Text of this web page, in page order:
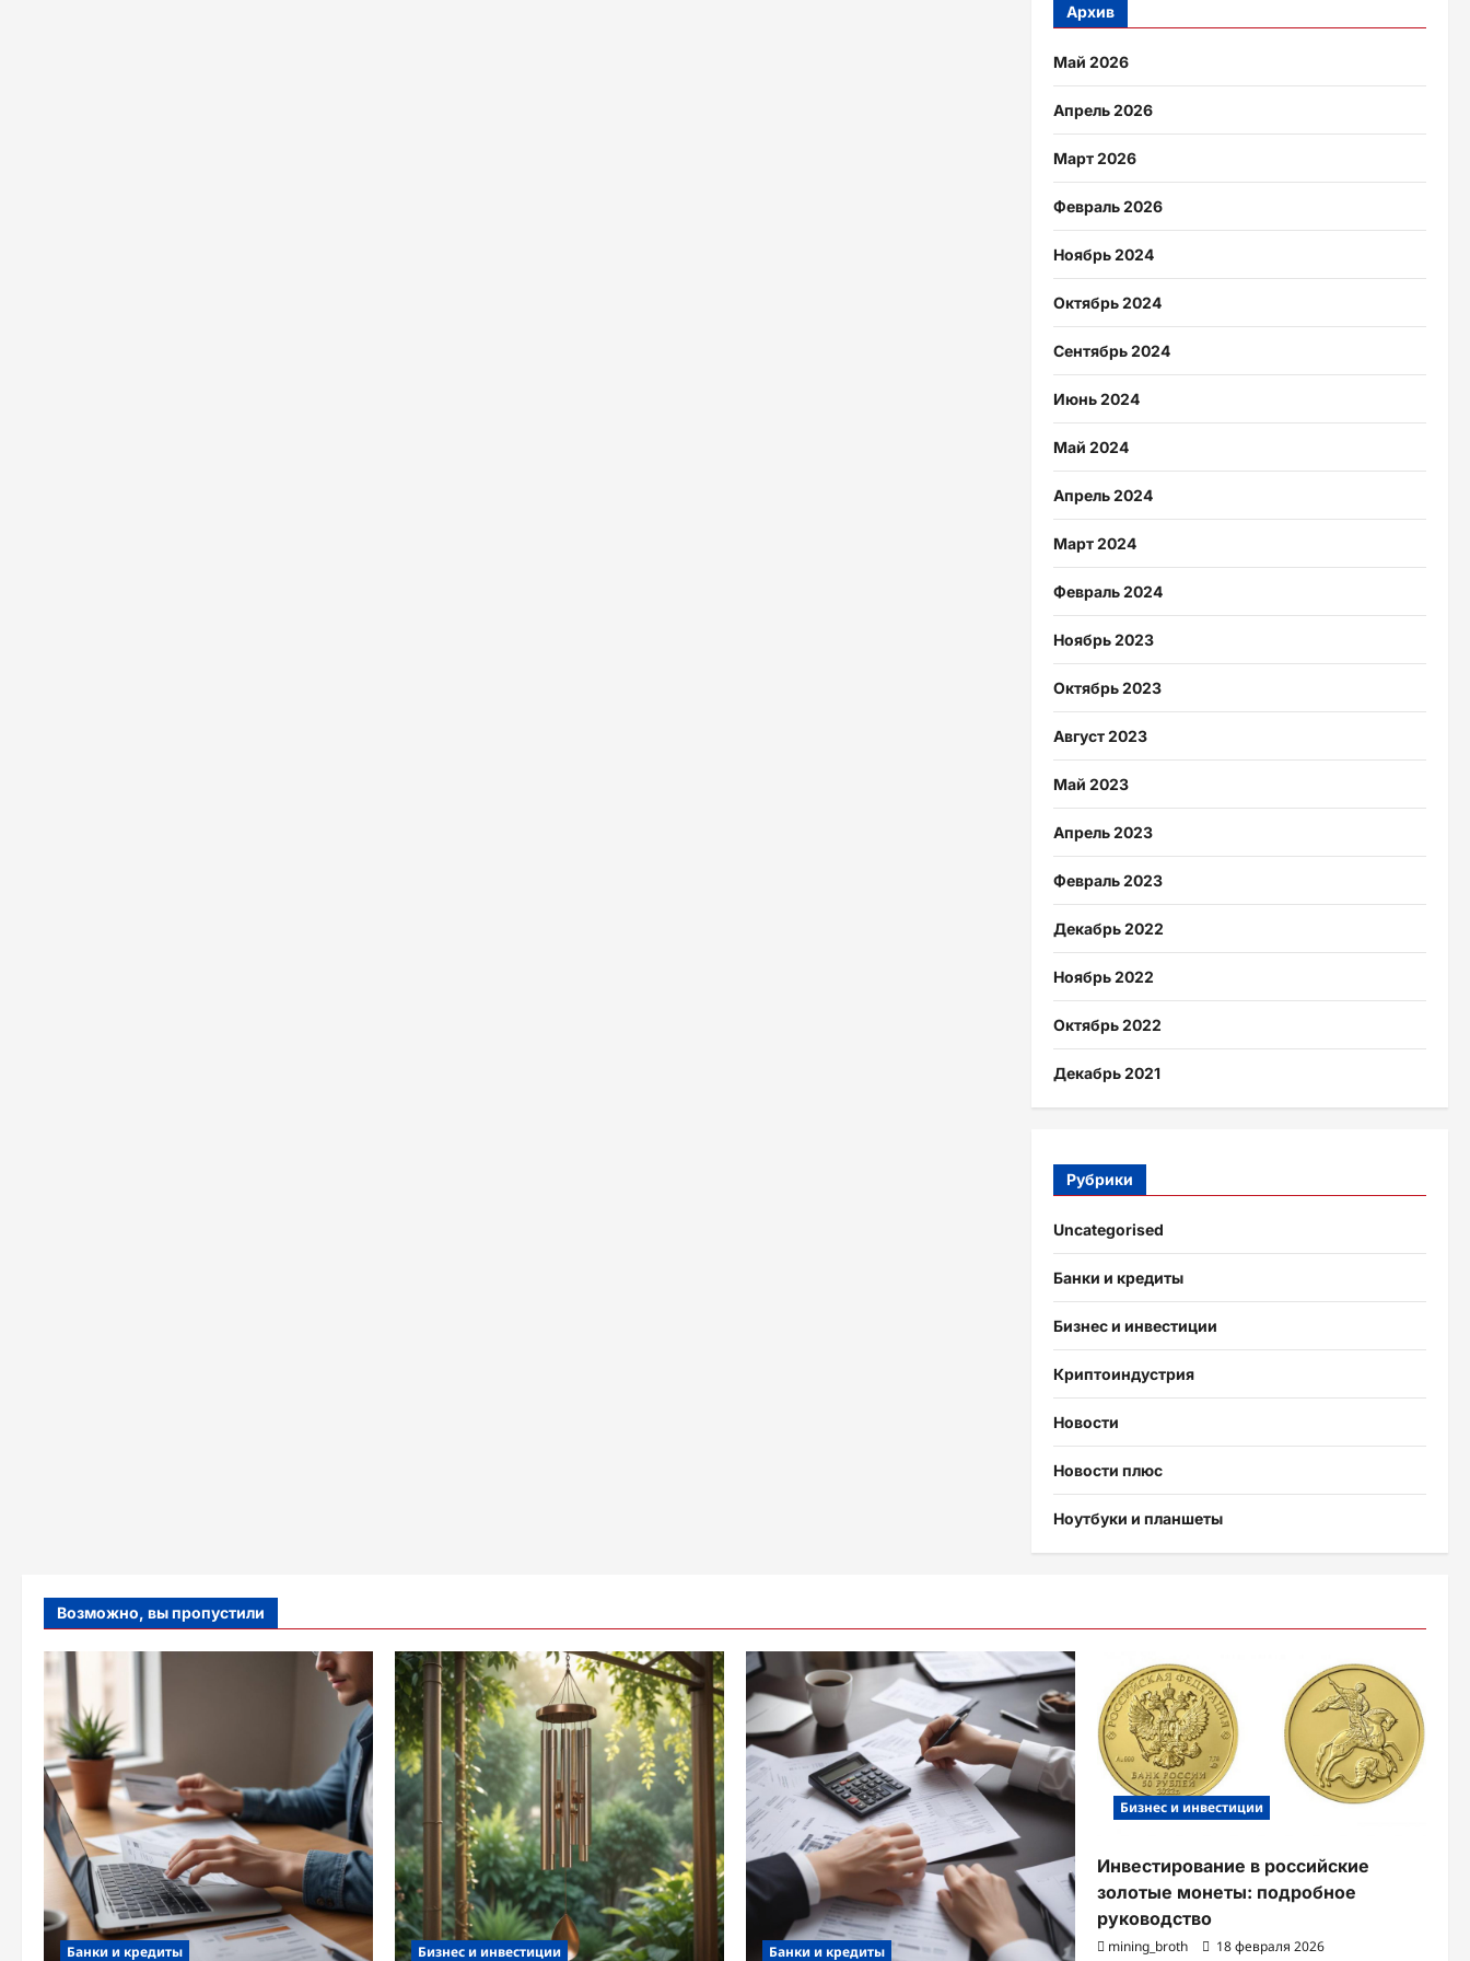
Архив
Май 2026
Апрель 2026
Март 2026
Февраль 2026
Ноябрь 2024
Октябрь 2024
Сентябрь 2024
Июнь 2024
Май 2024
Апрель 2024
Март 2024
Февраль 2024
Ноябрь 2023
Октябрь 2023
Август 2023
Май 2023
Апрель 2023
Февраль 2023
Декабрь 2022
Ноябрь 2022
Октябрь 2022
Декабрь 2021
Рубрики
Uncategorised
Банки и кредиты
Бизнес и инвестиции
Криптоиндустрия
Новости
Новости плюс
Ноутбуки и планшеты
Возможно, вы пропустили
Банки и кредиты Бизнес и инвестиции Банки и кредиты
Бизнес и инвестиции
Инвестирование в российские
золотые монеты: подробное
руководство
mining_broth 18 февраля 2026